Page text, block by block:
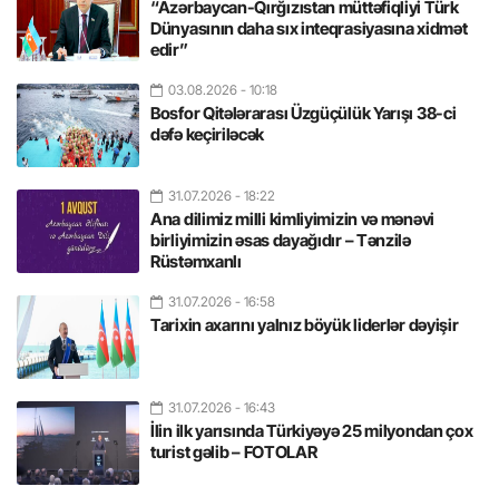
“Azərbaycan-Qırğızıstan müttəfiqliyi Türk
Dünyasının daha sıx inteqrasiyasına xidmət
edir”
03.08.2026 - 10:18
Bosfor Qitələrarası Üzgüçülük Yarışı 38-ci
dəfə keçiriləcək
31.07.2026 - 18:22
Ana dilimiz milli kimliyimizin və mənəvi
birliyimizin əsas dayağıdır – Tənzilə
Rüstəmxanlı
31.07.2026 - 16:58
Tarixin axarını yalnız böyük liderlər dəyişir
31.07.2026 - 16:43
İlin ilk yarısında Türkiyəyə 25 milyondan çox
turist gəlib – FOTOLAR